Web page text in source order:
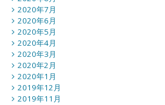
2020年7月
2020年6月
2020年5月
2020年4月
2020年3月
2020年2月
2020年1月
2019年12月
2019年11月